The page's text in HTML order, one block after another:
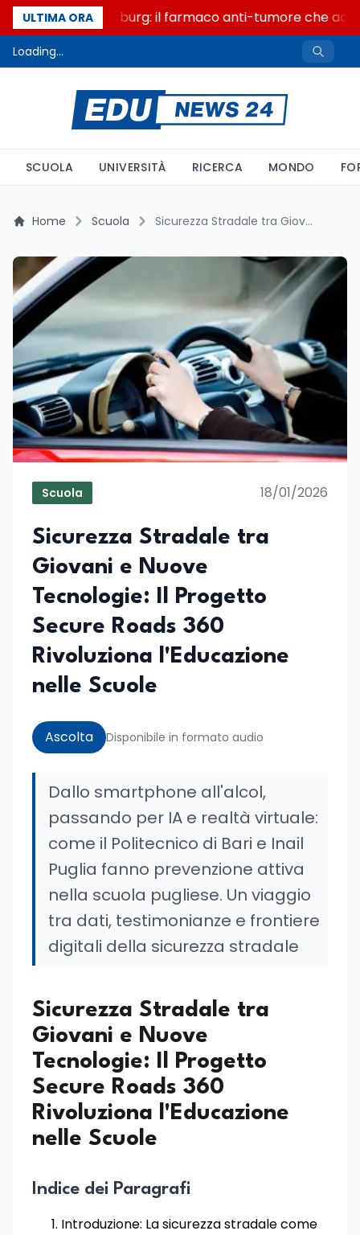
ULTIMA ORA
Un secolo di Warburg: il farmaco anti-tumore che
Loading...
SCUOLA UNIVERSITÀ RICERCA MONDO
Home Scuola Sicurezza Stradale tra Giovani e Nuove Tecnologie: Il Progetto Secure Roads 360 Rivoluziona l'Educazione nelle Scuole
Scuola 18/01/2026
Sicurezza Stradale tra
Giovani e Nuove
Tecnologie: Il Progetto
Secure Roads 360
Rivoluziona l'Educazione
nelle Scuole
Ascolta Disponibile in formato audio
Dallo smartphone all'alcol,
passando per IA e realtà virtuale:
come il Politecnico di Bari e Inail
Puglia fanno prevenzione attiva
nella scuola pugliese. Un viaggio
tra dati, testimonianze e frontiere
digitali della sicurezza stradale
Sicurezza Stradale tra
Giovani e Nuove
Tecnologie: Il Progetto
Secure Roads 360
Rivoluziona l'Educazione
nelle Scuole
Indice dei Paragrafi
Introduzione: La sicurezza stradale come